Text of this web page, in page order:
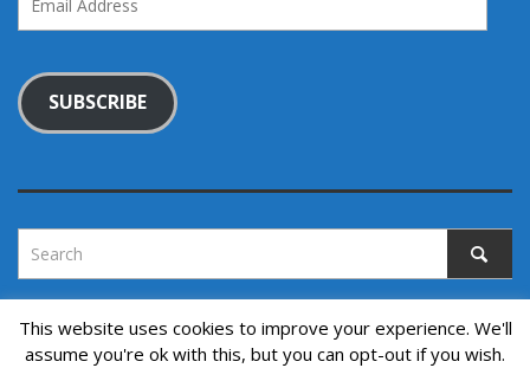
Address
SUBSCRIBE
Copyright © 2022. All rights reserved.
This website uses cookies to improve your experience. We'll
assume you're ok with this, but you can opt-out if you wish.